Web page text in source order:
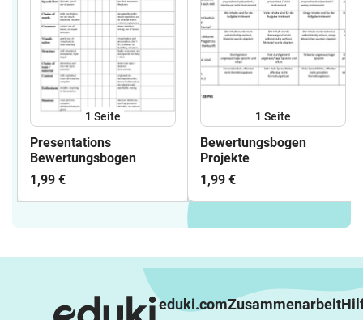
1 Seite
Presentations
Bewertungsbogen
1,99 €
1 Seite
Bewertungsbogen
Projekte
1,99 €
eduki.comZusammenarbeit